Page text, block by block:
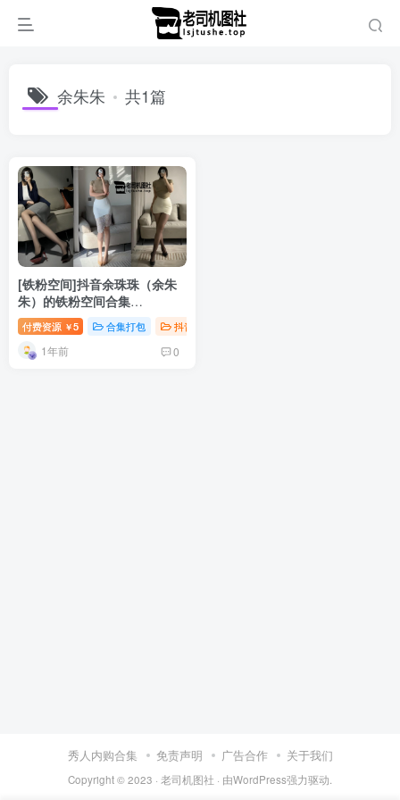
余朱朱 共1篇
[铁粉空间]抖音余珠珠（余朱
朱）的铁粉空间合集
[175P+39V]
付费资源 ￥5 合集打包 抖音微密
1年前 0
秀人内购合集 免责声明 广告合作 关于我们
Copyright © 2023 · 老司机图社 · 由WordPress强力驱动.